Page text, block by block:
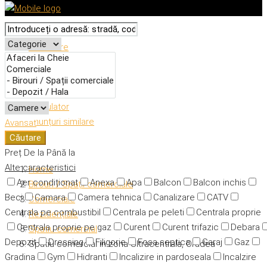
Avansat
Căutare
Preț De la Până la
Alte caracteristici
Aer condiționat
Anexa Apa Balcon
Balcon inchis
Beci
Camara Camera tehnica Canalizare
CATV
Centrala pe combustibil
Centrala pe peleti
Centrala proprie
Centrala proprie pe gaz
Curent Curent trifazic
Debara
Depozit
Dressing Filigorie Fosa septica Garaj
Gaz
Gradina
Gym Hidranti Incalizire in pardoseala
Incalzire
Descriere
Caracteristici
Adresă
Detalii
Calculator
Anunțuri similare
Home
Birouri / Spații comerciale
Comerciale
Rezidențiale
Spatiu comercial
Spatiu comercial in zona Ultracentrala, Oradea